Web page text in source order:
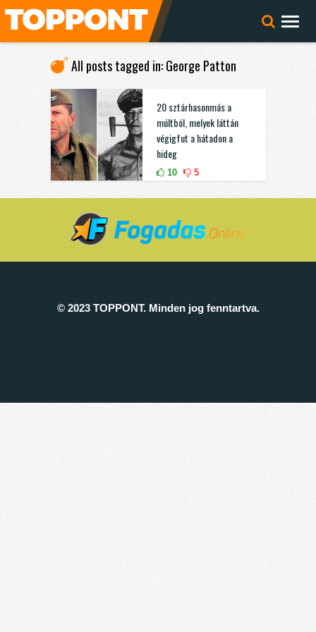
All posts tagged in: George Patton
20 sztárhasonmás a
múltból, melyek láttán
végigfut a hátadon a
hideg
10 5
© 2023 TOPPONT. Minden jog fenntartva.